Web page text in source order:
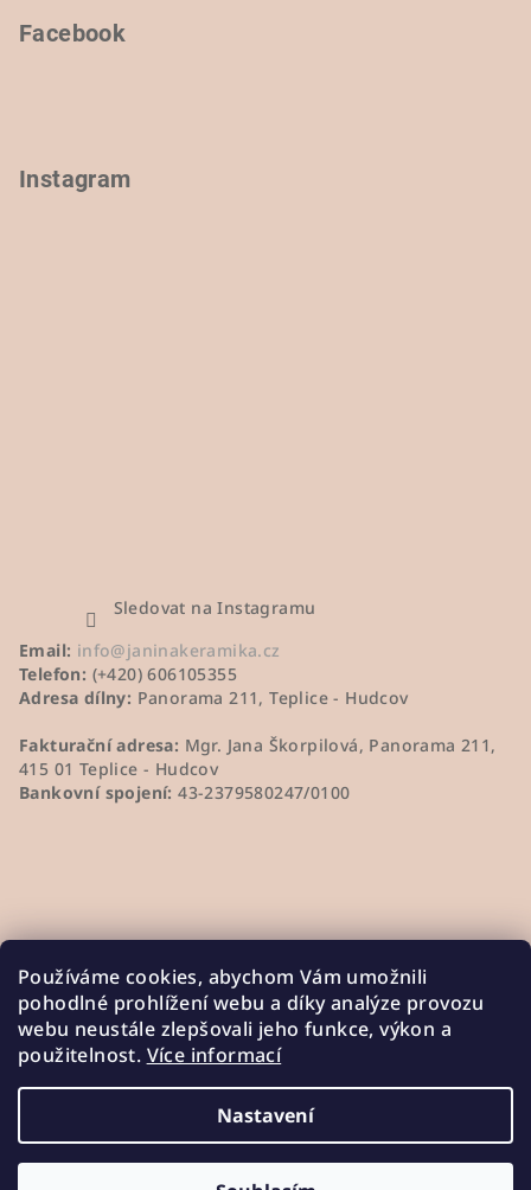
Používáme cookies, abychom Vám umožnili
pohodlné prohlížení webu a díky analýze provozu
webu neustále zlepšovali jeho funkce, výkon a
použitelnost. Více informací
Nastavení
Facebook
Instagram
Sledovat na Instagramu
Email: info@janinakeramika.cz
Telefon: (+420) 606105355
Adresa dílny: Panorama 211, Teplice - Hudcov
Fakturační adresa: Mgr. Jana Škorpilová, Panorama 211,
415 01 Teplice - Hudcov
Bankovní spojení: 43-2379580247/0100
Copyright 2026JaninaKeramika. Všechna práva
vyhrazena.